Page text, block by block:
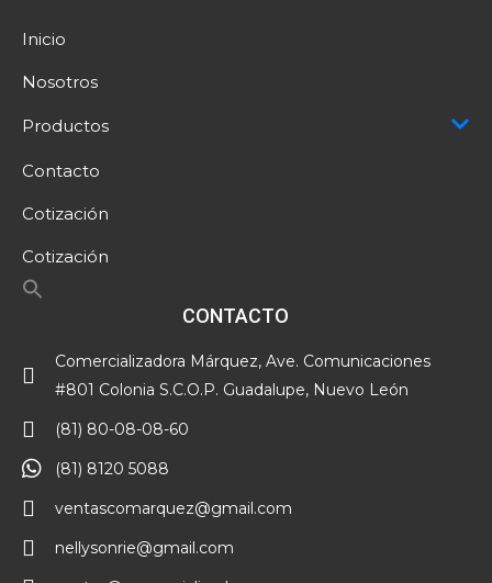
Inicio
Nosotros
Productos
Contacto
Cotización
Cotización
CONTACTO
Comercializadora Márquez, Ave. Comunicaciones
#801 Colonia S.C.O.P. Guadalupe, Nuevo León
(81) 80-08-08-60
(81) 8120 5088
ventascomarquez@gmail.com
nellysonrie@gmail.com